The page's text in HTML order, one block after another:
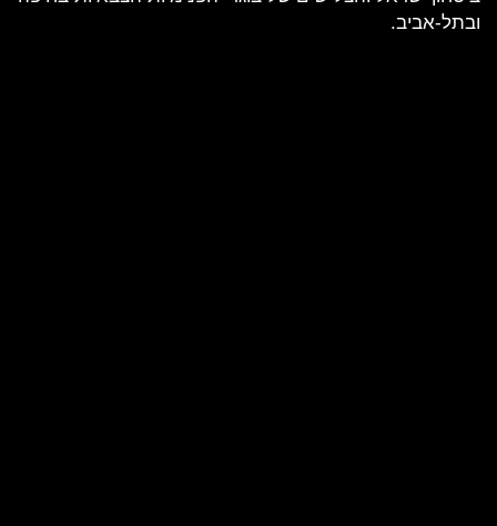
ובתל-אביב.